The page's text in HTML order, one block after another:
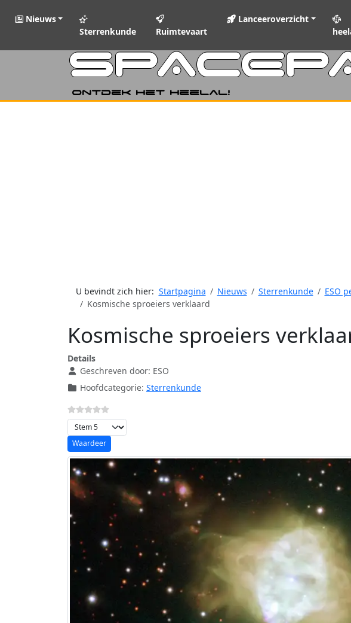
Nieuws
Sterrenkunde
Ruimtevaart
Lanceeroverzicht
Ontdek het heelal!
U bevindt zich hier: Startpagina Nieuws Sterrenkunde
ESO
Kosmische sproeiers verklaard
Kosmische sproeiers
Details
Geschreven door: ESO
Hoofdcategorie: Sterrenkunde
Voeg waardering toe